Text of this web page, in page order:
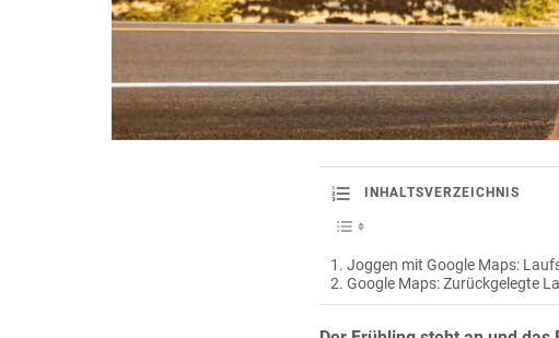
INHALTSVERZEICHNIS
Joggen mit Google Maps:
Google Maps: Zurückgelegte